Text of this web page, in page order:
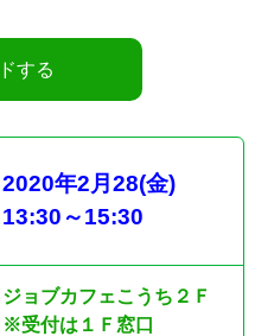
2020年2月28(金)
13:30 ～15:30
ジョブカフェこうち２Ｆ
※受付は１Ｆ窓口